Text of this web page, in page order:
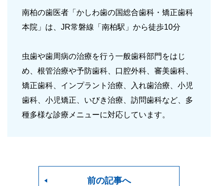
南柏の歯医者「かしわ歯の国総合歯科・矯正歯科
本院」は、JR常磐線「南柏駅」から徒歩10分
虫歯や歯周病の治療を行う一般歯科部門をはじ
め、根管治療や予防歯科、口腔外科、審美歯科、
矯正歯科、インプラント治療、入れ歯治療、小児
歯科、小児矯正、いびき治療、訪問歯科など、多
種多様な診療メニューに対応しています。
前の記事へ